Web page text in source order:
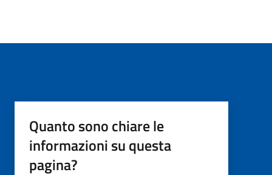
Quanto sono chiare le
informazioni su questa
pagina?